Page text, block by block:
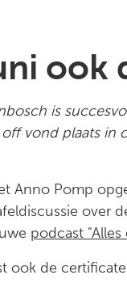
ook
is
vond plaats in
Anno Pomp
over
podcast "Alles
ook de